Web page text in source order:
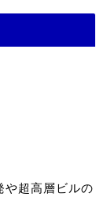
や超高層ビルの